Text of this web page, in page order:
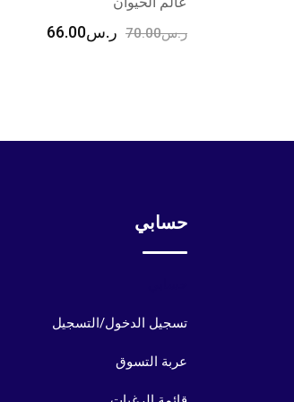
ر.س70.00 ر.س66.00
حسابي
تسجيل الدخول/التسجيل
عربة التسوق